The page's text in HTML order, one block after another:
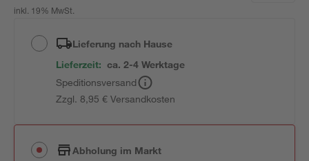
inkl. 19% MwSt.
Lieferung nach Hause
Lieferzeit: ca. 2-4 Werktage
Speditionsversand
Zzgl. 8,95 € Versandkosten
Abholung im Markt